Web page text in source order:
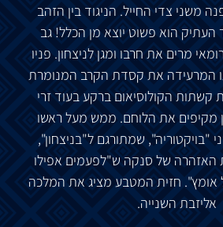
משני צדי החייל. הניגוד בין הזהב
העתיק הוא פשוט יוצא מן הכלל! גב
מרים את חרבו ומגן לניצחון. פניו
המרעידה את קסדת הקרב המנומרת
קשתות הקולוסיאום ברקע בעוד זרי
מקיפים את הלוחם. ממש מעל ראשו
"בויקטוריה", שמתורגם ל"בניצחון",
האזהרה של סנקה ש"לפעמים אפילו
אומץ". חזית המטבע מציג את המלכה
אליזבת השנייה.